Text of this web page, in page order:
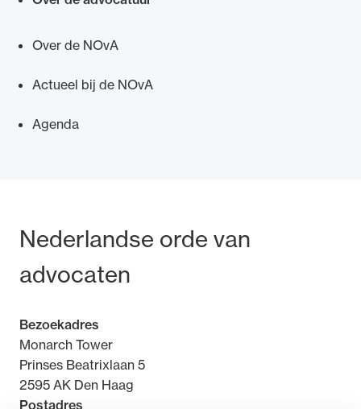
Over de NOvA
Actueel bij de NOvA
Agenda
Bezoek- en postadres
Nederlandse orde van
advocaten
Bezoekadres
Monarch Tower
Prinses Beatrixlaan 5
2595 AK Den Haag
Postadres